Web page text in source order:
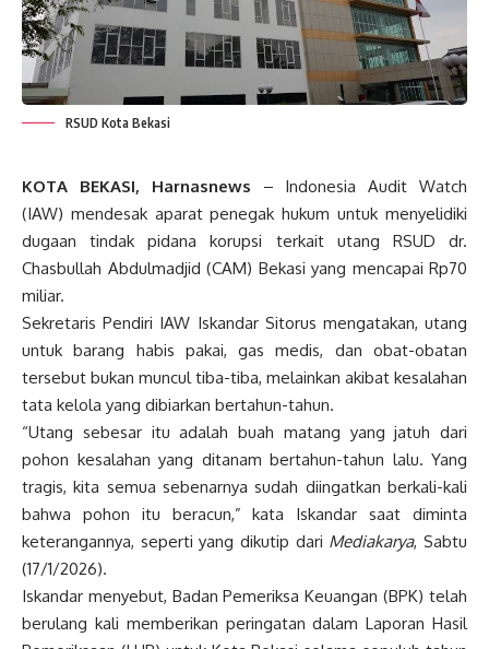
RSUD Kota Bekasi
KOTA BEKASI, Harnasnews – Indonesia Audit Watch
(IAW) mendesak aparat penegak hukum untuk menyelidiki
dugaan tindak pidana korupsi terkait utang RSUD dr.
Chasbullah Abdulmadjid (CAM) Bekasi yang mencapai Rp70
miliar.
Sekretaris Pendiri IAW Iskandar Sitorus mengatakan, utang
untuk barang habis pakai, gas medis, dan obat-obatan
tersebut bukan muncul tiba-tiba, melainkan akibat kesalahan
tata kelola yang dibiarkan bertahun-tahun.
“Utang sebesar itu adalah buah matang yang jatuh dari
pohon kesalahan yang ditanam bertahun-tahun lalu. Yang
tragis, kita semua sebenarnya sudah diingatkan berkali-kali
bahwa pohon itu beracun,” kata Iskandar saat diminta
keterangannya, seperti yang dikutip dari Mediakarya, Sabtu
(17/1/2026).
Iskandar menyebut, Badan Pemeriksa Keuangan (BPK) telah
berulang kali memberikan peringatan dalam Laporan Hasil